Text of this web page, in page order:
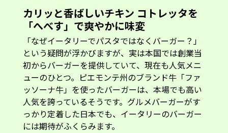
カリッと香ばしいチキン コトレッタを
「へべす」で爽やかに味変
「なぜイータリーでパスタではなくバーガー？」
という疑問が浮かびますが、実は本国では創業当
初からバーガーを提供していて、現在も人気メニ
ューのひとつ。ピエモンテ州のブランド牛「ファ
ッソーナ牛」を使ったバーガーは、本場でも高い
人気を誇っているそうです。グルメバーガーがす
っかり定着した日本でも、イータリーのバーガー
には期待がふくらみます。